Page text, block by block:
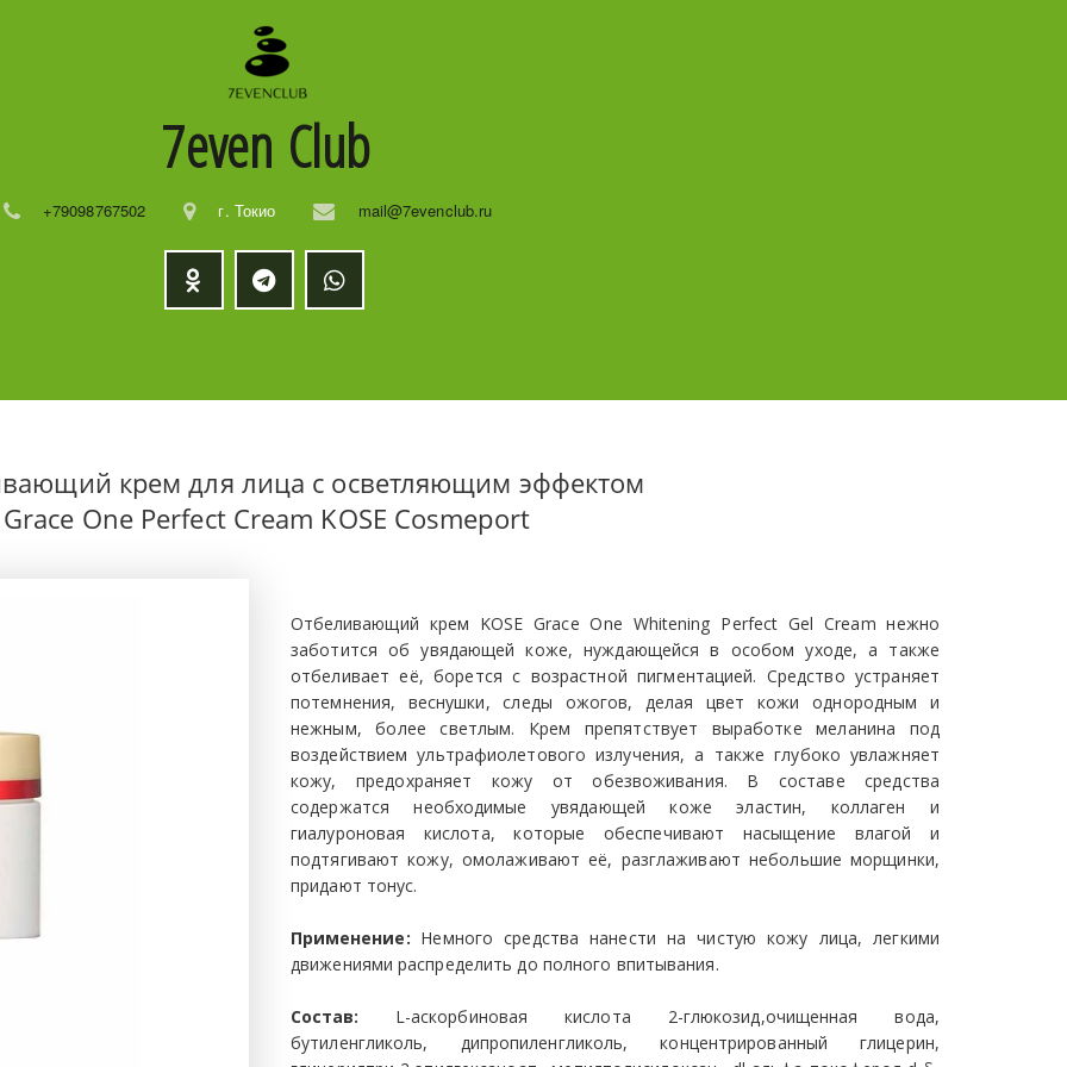
7even Club
+79098767502 г. Токио mail@7evenclub.ru
крем для лица с осветляющим эффектом
Grace One Perfect Cream KOSE Cosmeport
Отбеливающий крем KOSE Grace One Whitening Perfect Gel Cream нежно
заботится об увядающей коже, нуждающейся в особом уходе, а также
отбеливает её, борется с возрастной пигментацией. Средство устраняет
потемнения, веснушки, следы ожогов, делая цвет кожи однородным и
нежным, более светлым. Крем препятствует выработке меланина под
воздействием ультрафиолетового излучения, а также глубоко увлажняет
кожу, предохраняет кожу от обезвоживания. В составе средства
содержатся необходимые увядающей коже эластин, коллаген и
гиалуроновая кислота, которые обеспечивают насыщение влагой и
подтягивают кожу, омолаживают её, разглаживают небольшие морщинки,
придают тонус.
Применение: Немного средства нанести на чистую кожу лица, легкими
движениями распределить до полного впитывания.
Состав: L-аскорбиновая кислота 2-глюкозид,очищенная вода,
бутиленгликоль, дипропиленгликоль, концентрированный глицерин,